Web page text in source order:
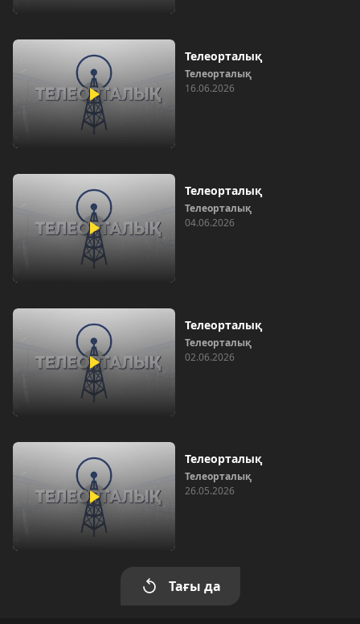
Телеорталық
Телеорталық
16.06.2026
Телеорталық
Телеорталық
04.06.2026
Телеорталық
Телеорталық
02.06.2026
Телеорталық
Телеорталық
26.05.2026
Тағы да